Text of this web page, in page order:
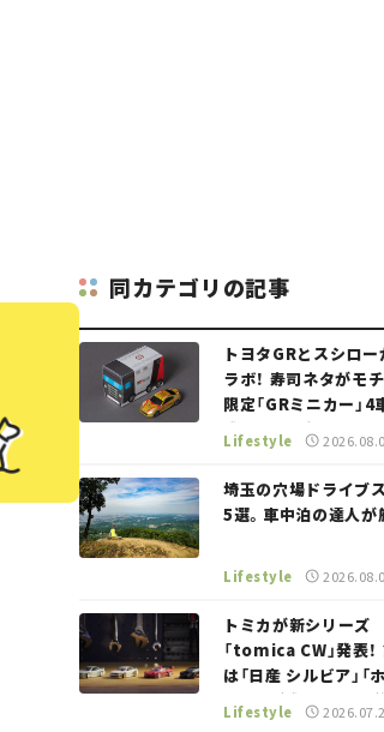
同カテゴリの記事
トヨタGRとスシロー
ラボ！ 寿司ネタがモ
限定「GRミニカー」4
登場。入手方法は？【
とホビー】
Lifestyle
埼玉の穴場ドライブ
5選。車中泊の達人が
Lifestyle
トミカが新シリーズ
「tomica CW」発表！
は「日産 シルビア」「
NSX」が登場。世界が
る“JDM"に焦点【ク
Lifestyle